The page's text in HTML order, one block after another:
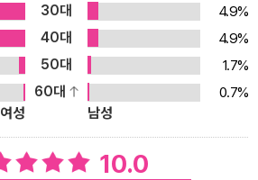
30대
4.9%
40대
4.9%
50대
1.7%
60대
0.7%
여성
남성
10.0